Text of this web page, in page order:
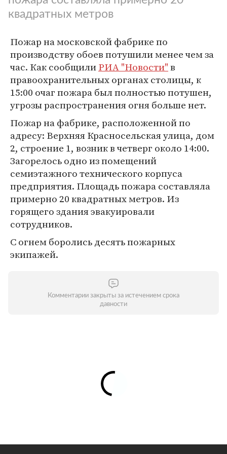
квадратных метров
Пожар на московской фабрике по
производству обоев потушили менее чем за
час. Как сообщилиРИА "Новости"в
правоохранительных органах столицы, к
15:00 очаг пожара был полностью потушен,
угрозы распространения огня больше нет.
Пожар на фабрике, расположенной по
адресу: Верхняя Красносельская улица, дом
2, строение 1, возник в четверг около 14:00.
Загорелось одно из помещений
семиэтажного технического корпуса
предприятия. Площадь пожара составляла
примерно 20 квадратных метров. Из
горящего здания эвакуировали
сотрудников.
С огнем боролись десять пожарных
экипажей.
Комментарии закрыты за истечением срока
давности